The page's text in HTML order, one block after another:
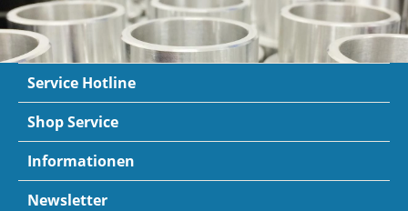
Service Hotline
Shop Service
Informationen
Newsletter